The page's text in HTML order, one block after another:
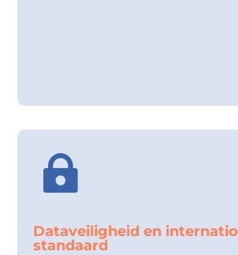

Dataveiligheid en
standaard